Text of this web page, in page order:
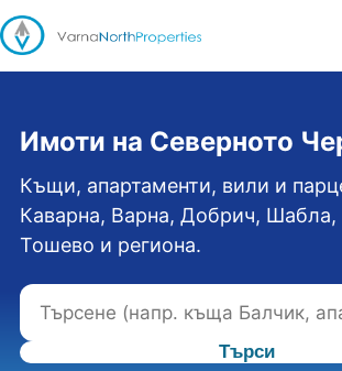
Имоти на Северното
Къщи, апартаменти, вили и
Каварна, Варна, Добрич, Шабла,
Тошево и региона.
Търси